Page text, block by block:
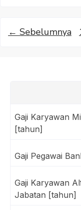
← Sebelumnya
Gaji Karyawan
[tahun]
Gaji Pegawai
Gaji Karyawan
Jabatan [tahun]